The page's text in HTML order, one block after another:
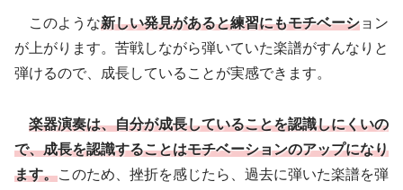
このような新しい発見があると練習にもモチベーシ ョン
が上がります。苦戦しながら弾いていた楽譜がすんなりと
弾けるので、成長していることが実感できます。
楽器演奏は、自分が成長していることを認識しにくいの
で、成長を認識することはモチベーションのアップになり
ます。このため、挫折を感じたら、過去に弾いた楽譜を弾